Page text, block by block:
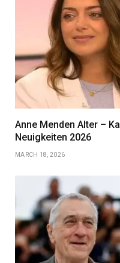
Anne Menden Alter –
Neuigkeiten 2026
MARCH 18, 2026